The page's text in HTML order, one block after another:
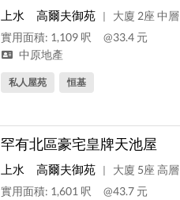
上水 高爾夫御苑 |
大廈 2座 中層
實用面積: 1,109 呎
@33.4 元
中原地產
私人屋苑 恒基
罕有北區豪宅皇牌天池屋
上水 高爾夫御苑 |
大廈 5座 高
實用面積: 1,601 呎
@43.7 元